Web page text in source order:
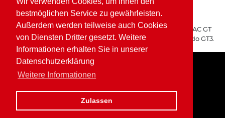
bestmöglichen Service zu gewährleisten.
Außerdem werden teilweise auch Cookies
von Diensten Dritter gesetzt. Weitere
Informationen erhalten Sie in unserer
Datenschutzerklärung
Weitere Informationen
Zulassen
ATEC Fluid Systems Lamborghini Gallardo GT3
ARGO Racing
Für ARGO Racing startete Wolfgang Kaufmann in der ADAC GT
Masters auf dem ATEC Fluid Systems Lamborghini Gallardo GT3.
Home Impressum